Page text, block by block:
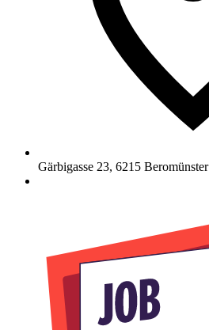
Gärbigasse 23, 6215 Beromünster